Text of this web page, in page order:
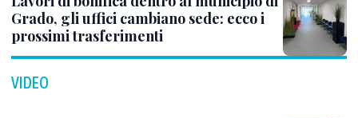
Grado, gli uffici cambiano sede: ecco i
prossimi trasferimenti
VIDEO